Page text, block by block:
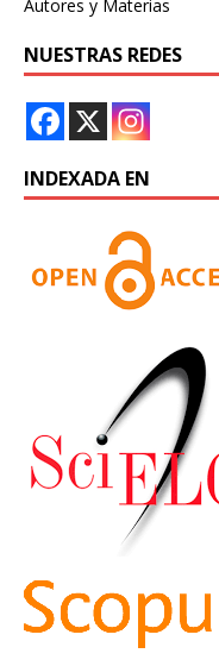
Autores y Materias
NUESTRAS REDES
INDEXADA EN